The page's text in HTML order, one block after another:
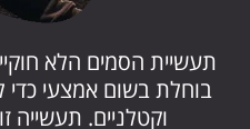
תעשיית הסמים הלא
בוחלת בשום אמצעי כדי
וקטלניים. תעשייה